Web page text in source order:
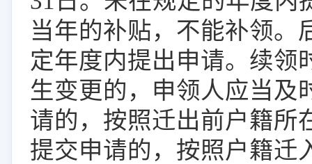
当年的补贴，不能补领。
定年度内提出申请。续领
生变更的，申领人应当及
请的，按照迁出前户籍所
提交申请的，按照户籍迁